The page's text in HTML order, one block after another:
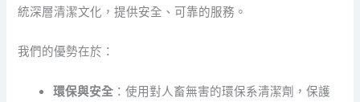
統深層清潔文化，提供安全、可靠的服務。
我們的優勢在於：
環保與安全 ：使用對人畜無害的環保系清潔劑，保護